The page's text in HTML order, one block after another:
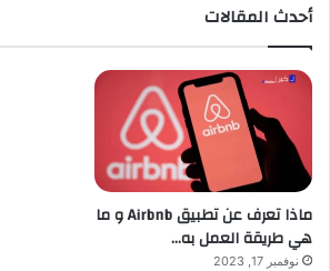
أحدث المقالات
ماذا تعرف عن تطبيق Airbnb و ما
هي طريقة العمل به…
نوفمبر 17, 2023